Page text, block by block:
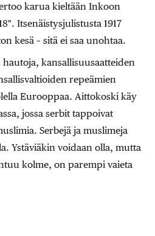
karua kieltään Inkoon
Itsenäistysjulistusta 1917
kesä – sitä ei saa unohtaa.
hautoja, kansallisuusaatteiden
repeämien
Eurooppaa. Aittokoski käy
jossa serbit tappoivat
Serbejä ja muslimeja
Ystäviäkin voidaan olla, mutta
kolme, on parempi vaieta